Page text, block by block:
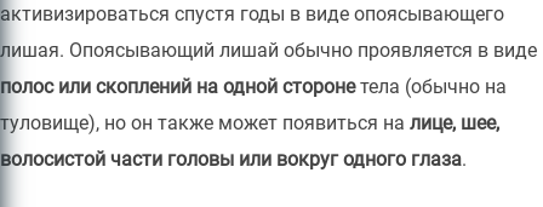
активизироваться спустя годы в виде опоясывающего
лишая. Опоясывающий лишай обычно проявляется в виде
полос или скоплений на одной сторонетела (обычно на
туловище), но он также может появиться на лице, шее,
волосистой части головы или вокруг одного глаза.